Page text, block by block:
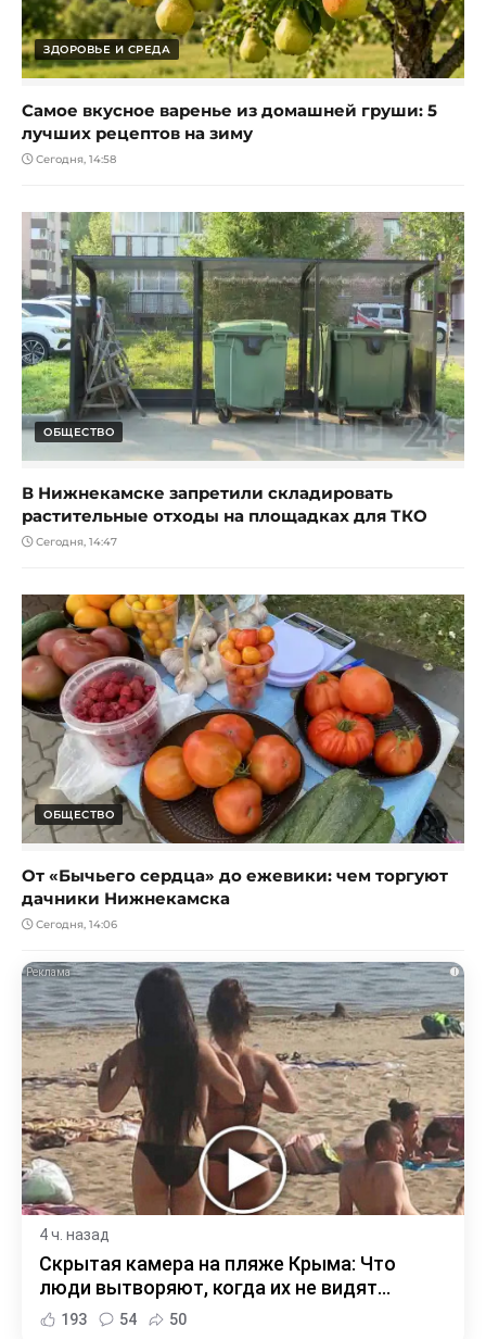
ЗДОРОВЬЕ И СРЕДА
Самое вкусное варенье из домашней груши: 5
лучших рецептов на зиму
Сегодня, 14:58
ОБЩЕСТВО
В Нижнекамске запретили складировать
растительные отходы на площадках для ТКО
Сегодня, 14:47
ОБЩЕСТВО
От «Бычьего сердца» до ежевики: чем торгуют
дачники Нижнекамска
Сегодня, 14:06
i
4 ч. назад
Скрытая камера на пляже Крыма: Что
люди вытворяют, когда их не видят...
193 54 50